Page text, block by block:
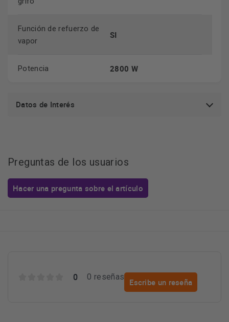
Función de refuerzo de
vapor
SI
Potencia 2800 W
Datos de Interés
Preguntas de los usuarios
Hacer una pregunta sobre el artículo
0 0 reseñas
Escribe un reseña